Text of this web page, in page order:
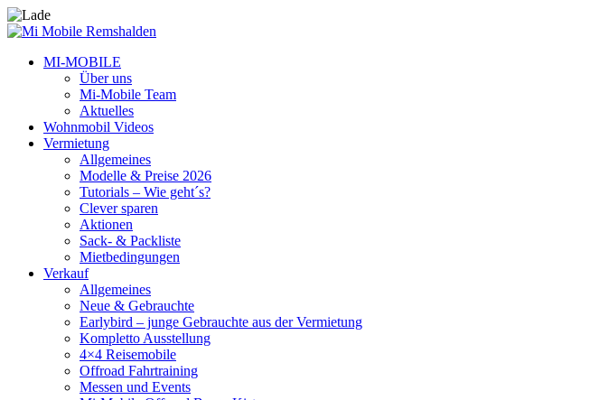
MI-MOBILE
Über uns
Mi-Mobile Team
Aktuelles
Wohnmobil Videos
Vermietung
Allgemeines
Modelle & Preise 2026
Tutorials – Wie geht´s?
Clever sparen
Aktionen
Sack- & Packliste
Mietbedingungen
Verkauf
Allgemeines
Neue & Gebrauchte
Earlybird – junge Gebrauchte aus der Vermietung
Kompletto Ausstellung
4×4 Reisemobile
Offroad Fahrtraining
Messen und Events